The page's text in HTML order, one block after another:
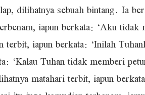
dilihatnya sebuah bintang. Ia
iapun berkata: ‘Aku tidak
terbit, iapun berkata: ‘Inilah
‘Kalau Tuhan tidak memberi
matahari terbit, iapun